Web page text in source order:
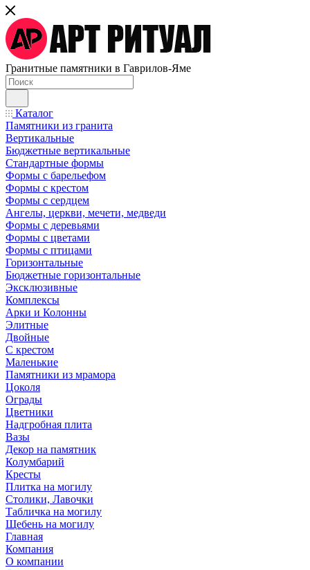
Гранитные памятники в Гаврилов-Яме
Каталог
Памятники из гранита
Вертикальные
Бюджетные вертикальные
Стандартные формы
Формы с барельефом
Формы с крестом
Формы с сердцем
Ангелы, церкви, мечети, медведи
Формы с деревьями
Формы с цветами
Формы с птицами
Горизонтальные
Бюджетные горизонтальные
Эксклюзивные
Комплексы
Арки и Колонны
Элитные
Двойные
С крестом
Маленькие
Памятники из мрамора
Цоколя
Ограды
Цветники
Надгробная плита
Вазы
Декор на памятник
Колумбарий
Кресты
Плитка на могилу
Столики, Лавочки
Табличка на могилу
Щебень на могилу
Главная
Компания
О компании